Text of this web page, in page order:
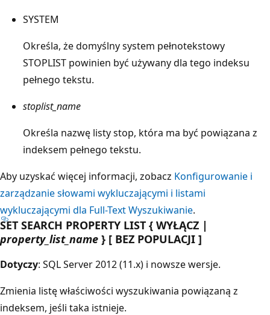
SYSTEM
Określa, że domyślny system pełnotekstowy
STOPLIST powinien być używany dla tego indeksu
pełnego tekstu.
stoplist_name
Określa nazwę listy stop, która ma być powiązana z
indeksem pełnego tekstu.
Aby uzyskać więcej informacji, zobacz Konfigurowanie i
zarządzanie słowami wykluczającymi i listami
wykluczającymi dla Full-Text Wyszukiwanie.
SET SEARCH PROPERTY LIST { WYŁĄCZ |
property_list_name } [ BEZ POPULACJI ]
Dotyczy: SQL Server 2012 (11.x) i nowsze wersje.
Zmienia listę właściwości wyszukiwania powiązaną z
indeksem, jeśli taka istnieje.